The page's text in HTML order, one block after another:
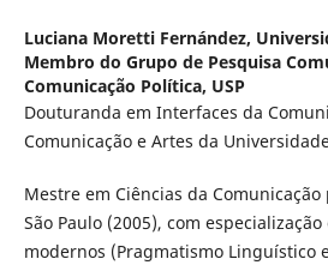
Luciana Moretti Fernández,
Membro do Grupo de Pesquisa
Comunicação Política, USP
Douturanda em Interfaces da
Comunicação e Artes da
Mestre em Ciências da
São Paulo (2005), com
modernos (Pragmatismo Linguístico